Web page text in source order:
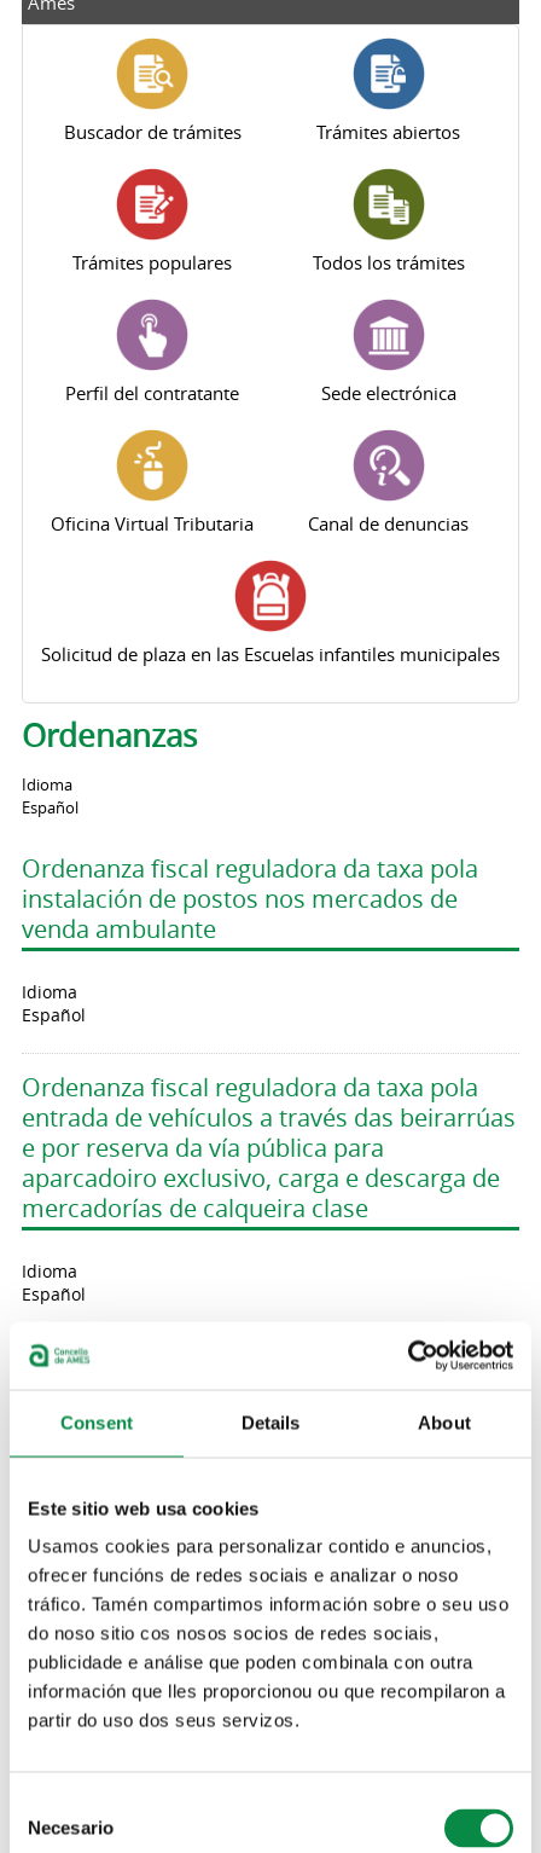
Consent Details About
Este sitio web usa cookies
Usamos cookies para personalizar contido e anuncios,
ofrecer funcións de redes sociais e analizar o noso
tráfico. Tamén compartimos información sobre o seu uso
do noso sitio cos nosos socios de redes sociais,
publicidade e análise que poden combinala con outra
información que lles proporcionou ou que recompilaron a
partir do uso dos seus servizos.
Selection
Necesario
Buscador de trámites Trámites abiertos
Trámites populares Todos los trámites
Perfil del contratante Sede electrónica
Oficina Virtual Tributaria Canal de denuncias
Solicitud de plaza en las Escuelas infantiles municipales
Ordenanzas
Idioma
Español
Ordenanza fiscal reguladora da taxa pola
instalación de postos nos mercados de
venda ambulante
Idioma
Español
Ordenanza fiscal reguladora da taxa pola
entrada de vehículos a través das beirarrúas
e por reserva da vía pública para
aparcadoiro exclusivo, carga e descarga de
mercadorías de calqueira clase
Idioma
Español
Ordenanza fiscal reguladora da taxa pola
municipal
Español
Ordenanza fiscal reguladora da taxa pola
prestación do servizo de axuda no fogar
Idioma
Español
prestación de servizos complementarios
educativos e de conciliación da vida familiar